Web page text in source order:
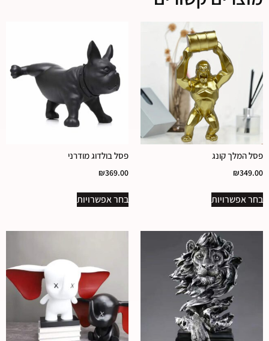
פסל המלך קונג
₪349.00
בחר אפשרויות
פסל בולדוג מודרני
₪369.00
בחר אפשרויות